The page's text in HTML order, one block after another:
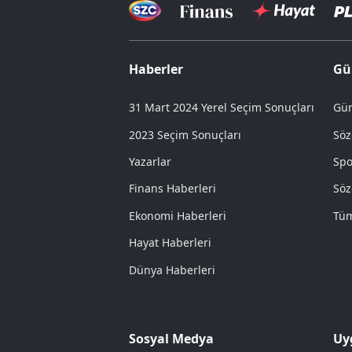
Haberler
31 Mart 2024 Yerel Seçim Sonuçları
2023 Seçim Sonuçları
Yazarlar
Finans Haberleri
Ekonomi Haberleri
Hayat Haberleri
Dünya Haberleri
Sosyal Medya